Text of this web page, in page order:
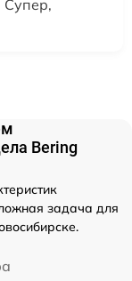
Супер,
Bering
задача для